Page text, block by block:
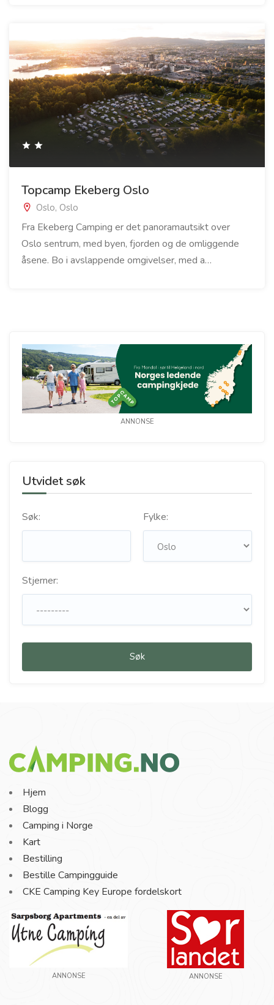
Topcamp Ekeberg Oslo
Oslo, Oslo
Fra Ekeberg Camping er det panoramautsikt over
Oslo sentrum, med byen, fjorden og de omliggende
åsene. Bo i avslappende omgivelser, med a…
ANNONSE
Utvidet søk
Søk: Fylke:
Stjerner:
Søk
Hjem
Blogg
Camping i Norge
Kart
Bestilling
Bestille Campingguide
CKE Camping Key Europe fordelskort
ANNONSE ANNONSE